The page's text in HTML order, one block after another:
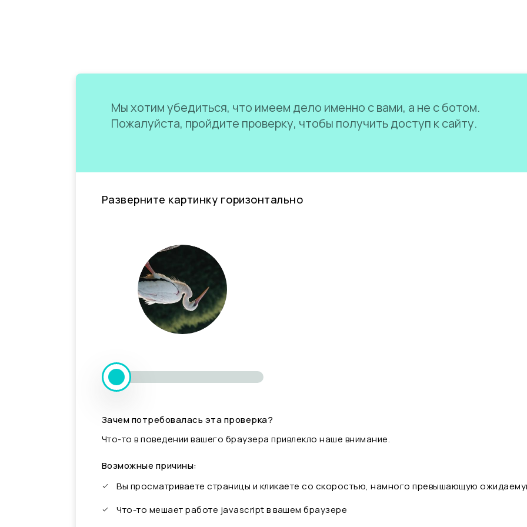
Мы хотим убедиться, что имеем дело именно с вами, а не с ботом.
Пожалуйста, пройдите проверку, чтобы получить доступ к сайту.
Разверните картинку горизонтально
Зачем потребовалась эта проверка?
Что-то в поведении вашего браузера привлекло наше внимание.
Возможные причины:
Вы просматриваете страницы и кликаете со скоростью, намного превышающую
Что-то мешает работе javascript в вашем браузере